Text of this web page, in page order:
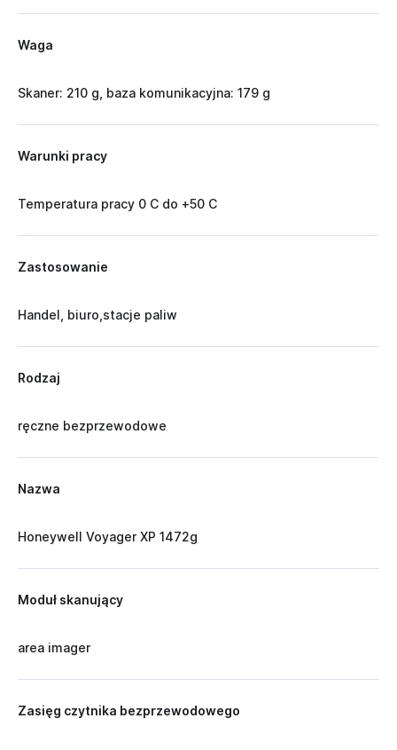
Waga
Skaner: 210 g, baza komunikacyjna: 179 g
Warunki pracy
Temperatura pracy 0 C do +50 C
Zastosowanie
Handel, biuro,stacje paliw
Rodzaj
ręczne bezprzewodowe
Nazwa
Honeywell Voyager XP 1472g
Moduł skanujący
area imager
Zasięg czytnika bezprzewodowego